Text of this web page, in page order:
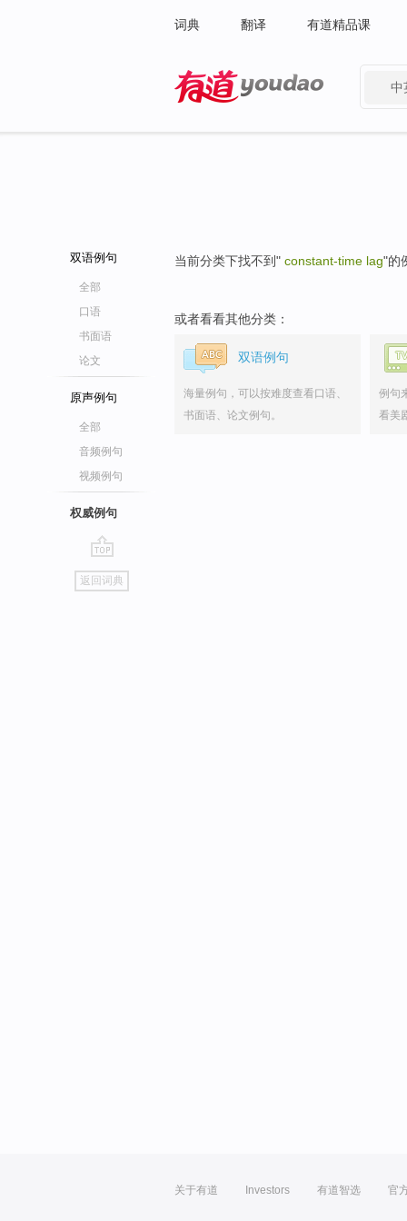
词典 翻译 有道精品课
中
双语例句
全部
口语
书面语
论文
原声例句
全部
音频例句
视频例句
权威例句
go
top
返回词典
当前分类下找不到" constant-time lag"的
或者看看其他分类：
双语例句
海量例句，可以按难度查看口语、
书面语、论文例句。
例句
看美
关于有道 Investors 有道智选 官